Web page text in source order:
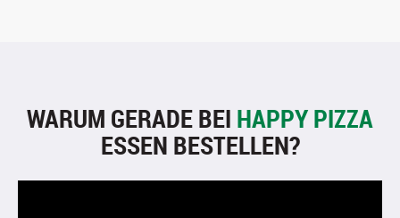
WARUM GERADE BEI HAPPY PIZZA
ESSEN BESTELLEN?